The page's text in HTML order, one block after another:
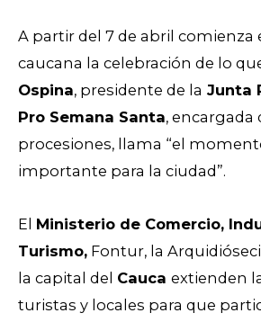
A partir del 7 de abril comienza
caucana la celebración de lo
Ospina, presidente de la Junta
Pro Semana Santa, encargada
procesiones, llama “el
importante para la ciudad”.
El Ministerio de Comercio,
Turismo, Fontur, la
la capital del Cauca extienden
turistas y locales para que